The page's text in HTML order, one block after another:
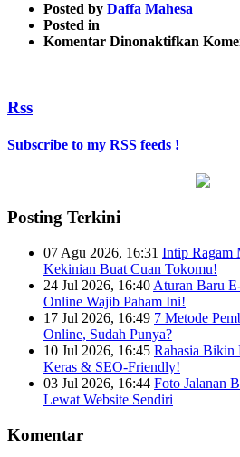
Posted by Daffa Mahesa
Posted in
Komentar Dinonaktifkan pada
Rss
Subscribe to my RSS feeds !
Posting Terkini
07 Agu 2026, 16:31 Intip Ragam
Kekinian Buat Cuan Tokomu!
24 Jul 2026, 16:40 Aturan Baru
Online Wajib Paham Ini!
17 Jul 2026, 16:49 7 Metode
Online, Sudah Punya?
10 Jul 2026, 16:45 Rahasia Bikin
Keras & SEO-Friendly!
03 Jul 2026, 16:44 Foto Jalanan
Lewat Website Sendiri
Komentar